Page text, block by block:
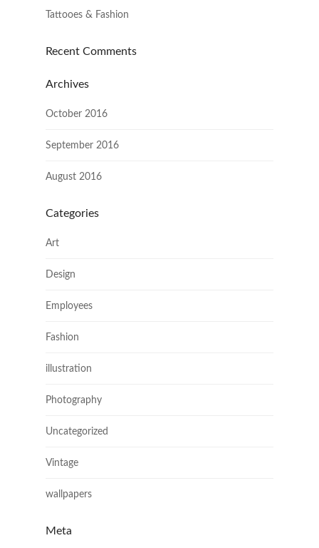
Tattooes & Fashion
Recent Comments
Archives
October 2016
September 2016
August 2016
Categories
Art
Design
Employees
Fashion
illustration
Photography
Uncategorized
Vintage
wallpapers
Meta